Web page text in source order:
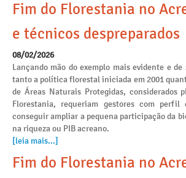
Fim do Florestania no
e técnicos
08/02/2026
Lançando mão do exemplo mais evidente e
tanto a política florestal iniciada em 2001
de Áreas Naturais Protegidas, considerados
Florestania, requeriam gestores com perfil
conseguir ampliar a pequena participação da
na riqueza ou PIB acreano.
[leia mais...]
Fim do Florestania no